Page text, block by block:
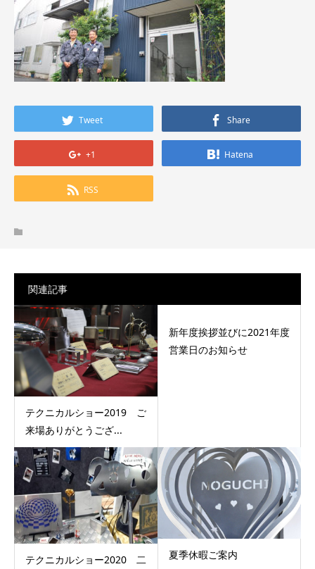
Tweet Share
+1 Hatena
RSS
関連記事
テクニカルショー2019 ご
来場ありがとうござ...
新年度挨拶並びに2021年度
営業日のお知らせ
テクニカルショー2020 二
夏季休暇ご案内